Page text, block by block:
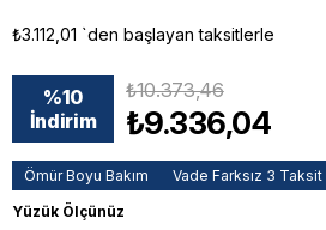
₺3.112,01 `den başlayan taksitlerle
%10
İndirim
₺10.373,46
₺9.336,04
Ömür Boyu Bakım Vade Farksız 3 Taksit
Yüzük Ölçünüz